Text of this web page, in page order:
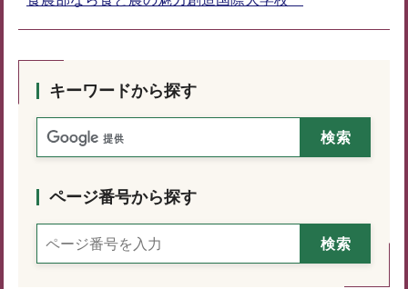
キーワードから探す
ページ番号から探す